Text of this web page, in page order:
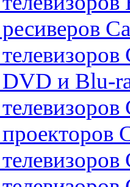
и Blu-